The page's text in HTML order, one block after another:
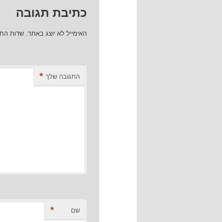
כתיבת תגובה
האימייל לא יוצג באתר. שדות
התגובה שלך *
שם *